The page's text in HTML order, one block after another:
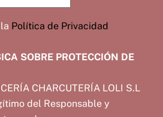
Política de Privacidad
SOBRE PROTECCIÓN DE
CHARCUTERÍA LOLI S.L
del Responsable y